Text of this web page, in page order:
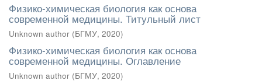
Физико-химическая биология как основа
современной медицины. Титульный лист
Unknown author (БГМУ, 2020)
Физико-химическая биология как основа
современной медицины. Оглавление
Unknown author (БГМУ, 2020)